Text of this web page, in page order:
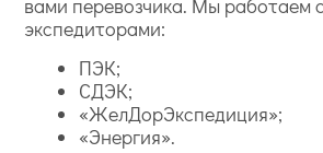
экспедиторами:
ПЭК;
СДЭК;
«ЖелДорЭкспедиция»;
«Энергия».